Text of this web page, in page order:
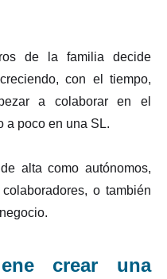
de la familia decide
con el tiempo,
a colaborar en el
a poco en una SL.
alta como autónomos,
o también
crear una